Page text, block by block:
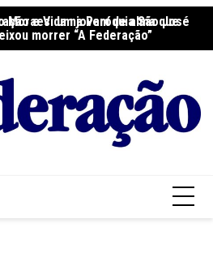
Moraes: um jovem de alma que
morrer “A Federação”
e Vida na Paróquia São José